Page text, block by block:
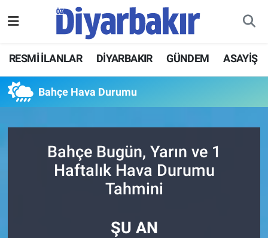
RESMİ İLANLAR DİYARBAKIR GÜNDEM ASAYİŞ
Bahçe Hava Durumu
Bahçe Bugün, Yarın ve 1
Haftalık Hava Durumu
Tahmini
ŞU AN
ASAYİŞ
DİYARBAKIR
GÜNDEM
Hava Durumu
Namaz Vakitleri
Süper Lig Puan Durumu ve Fikstür
Son Dakika Haberleri